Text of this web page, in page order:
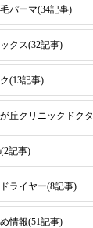
パーマ(34記事)
クス(32記事)
(13記事)
記事)
ライヤー(8記事)
情報(51記事)